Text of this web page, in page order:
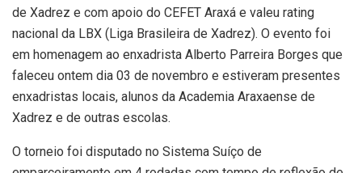
de Xadrez e com apoio do CEFET Araxá e valeu rating
nacional da LBX (Liga Brasileira de Xadrez). O evento foi
em homenagem ao enxadrista Alberto Parreira Borges que
faleceu ontem dia 03 de novembro e estiveram presentes
enxadristas locais, alunos da Academia Araxaense de
Xadrez e de outras escolas.
O torneio foi disputado no Sistema Suíço de